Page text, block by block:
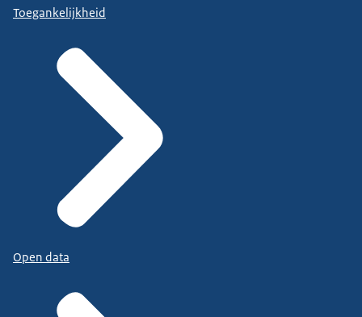
Toegankelijkheid
Open data